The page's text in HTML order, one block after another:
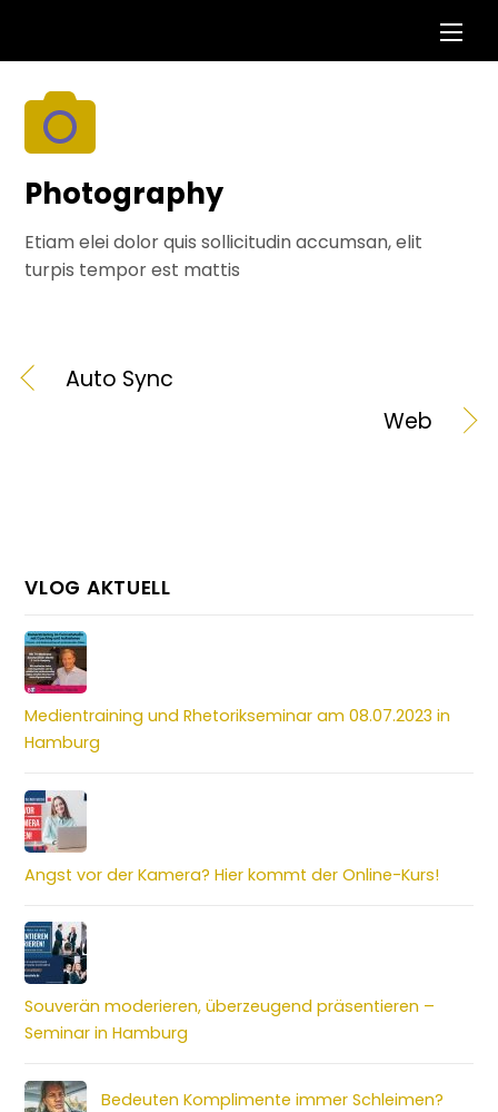
content
Photography
Etiam elei dolor quis sollicitudin accumsan, elit
turpis tempor est mattis
Auto Sync
Web
VLOG AKTUELL
Medientraining und Rhetorikseminar am 08.07.2023 in
Hamburg
Angst vor der Kamera? Hier kommt der Online-Kurs!
Souverän moderieren, überzeugend präsentieren –
Seminar in Hamburg
Bedeuten Komplimente immer Schleimen?